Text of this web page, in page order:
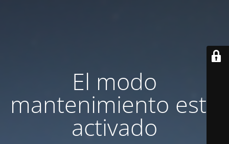
El modo
mantenimiento está
activado